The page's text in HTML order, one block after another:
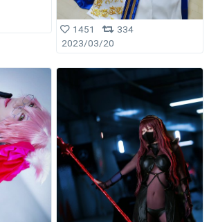
1451
334
2023/03/20